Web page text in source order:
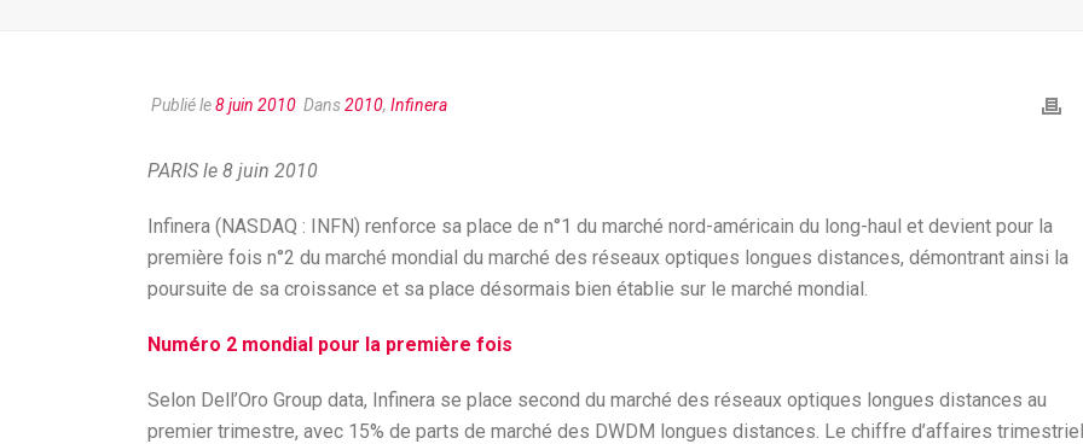
Publié le8 juin 2010 Dans2010, Infinera
PARIS le 8 juin 2010
Infinera (NASDAQ : INFN) renforce sa place de n°1 du marché nord-américain du long-haul et devient pour la
première fois n°2 du marché mondial du marché des réseaux optiques longues distances, démontrant ainsi la
poursuite de sa croissance et sa place désormais bien établie sur le marché mondial.
Numéro 2 mondial pour la première fois
Selon Dell’Oro Group data, Infinera se place second du marché des réseaux optiques longues distances au
premier trimestre, avec 15% de parts de marché des DWDM longues distances. Le chiffre d’affaires trimestriel